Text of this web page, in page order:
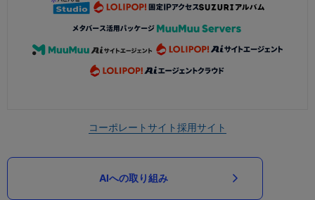
コーポレートサイト採用サイト
AIへの取り組み